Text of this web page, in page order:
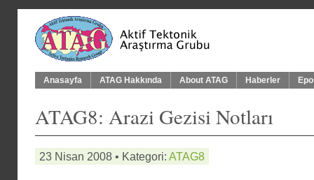
Anasayfa ATAG Hakkında About ATAG Haberler
ATAG8: Arazi Gezisi Notları
23 Nisan 2008 • Kategori: ATAG8